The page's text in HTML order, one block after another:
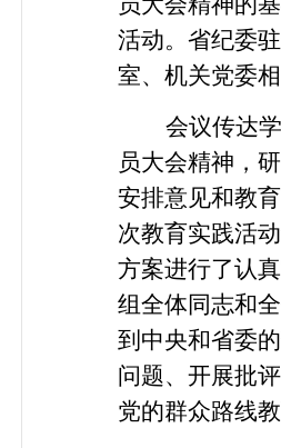
活动。省纪委
室、机关党委
会议传达
员大会精神，
安排意见和教
次教育实践活
方案进行了认
组全体同志和
到中央和省委
问题、开展批
党的群众路线